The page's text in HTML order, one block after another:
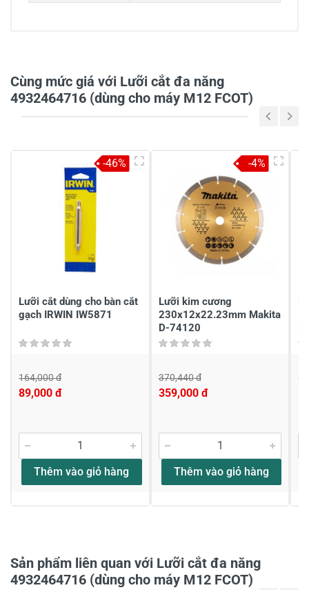
3
2
-
1
-
Chia sẻ nhận xét về sản phẩm
Viết nhận xét về sản phẩm
Đánh giá sao
Tiêu đề của nhận xét
Cùng mức giá với Lưỡi cắt đa năng
4932464716 (dùng cho máy M12 FCOT)
Lưỡi cắt dùng cho bàn cắt
gạch IRWIN IW5871
164,000 đ
89,000 đ
Thêm vào giỏ hàng
-46%
Lưỡi kim cương
230x12x22.23mm Makita
D-74120
370,440 đ
359,000 đ
Thêm vào giỏ hàng
-4%
Sản phẩm liên quan với Lưỡi cắt đa năng
4932464716 (dùng cho máy M12 FCOT)